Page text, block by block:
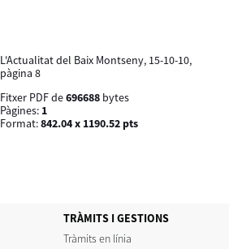
L'Actualitat del Baix Montseny, 15-10-10,
pàgina 8
Fitxer PDF de696688 bytes
Pàgines: 1
Format:842.04 x 1190.52 pts
TRÀMITS I GESTIONS
Tràmits en línia